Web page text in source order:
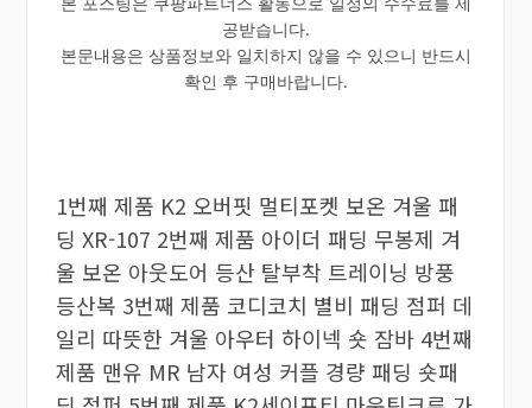
공받습니다.
본문내용은 상품정보와 일치하지 않을 수 있으니 반드시
확인 후 구매바랍니다.
1번째 제품 K2 오버핏 멀티포켓 보온 겨울 패
딩 XR-107 2번째 제품 아이더 패딩 무봉제 겨
울 보온 아웃도어 등산 탈부착 트레이닝 방풍
등산복 3번째 제품 코디코치 별비 패딩 점퍼 데
일리 따뜻한 겨울 아우터 하이넥 숏 잠바 4번째
제품 맨유 MR 남자 여성 커플 경량 패딩 숏패